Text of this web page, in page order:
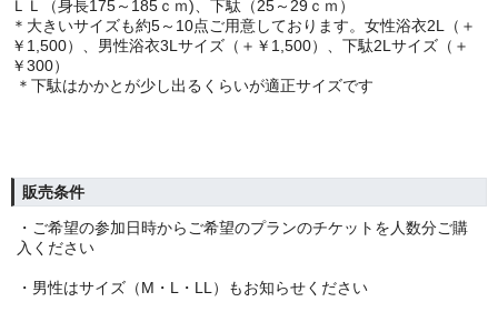
ＬＬ（身長175～185ｃｍ)、下駄（25～29ｃｍ）
＊大きいサイズも約5～10点ご用意しております。女性浴衣2L（＋
￥1,500）、男性浴衣3Lサイズ（＋￥1,500）、下駄2Lサイズ（＋
￥300）
＊下駄はかかとが少し出るくらいが適正サイズです
販売条件
・ご希望の参加日時からご希望のプランのチケットを人数分ご購
入ください
・男性はサイズ（M・L・LL）もお知らせください